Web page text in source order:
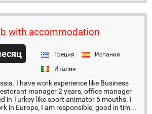
with accommodation
Греция
Испания
Италия
I have work experience like Business
manager 2 years, office manager
in Turkey like sport animator 6 mouths. I
in Europe, I am responsible, good in tim...